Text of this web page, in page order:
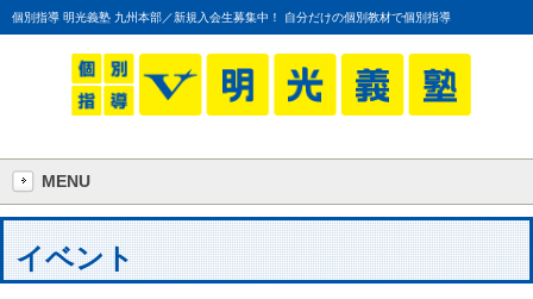
個別指導 明光義塾 九州本部／新規入会生募集中！ 自分だけの個別教材で個別指導
MENU
イベント